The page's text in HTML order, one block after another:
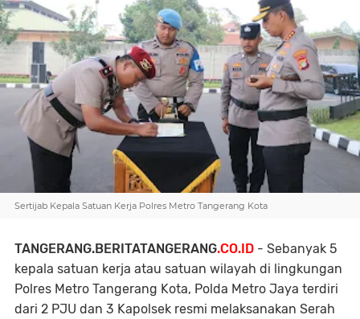
Sertijab Kepala Satuan Kerja Polres Metro Tangerang Kota
TANGERANG.BERITATANGERANG.CO.ID - Sebanyak 5
kepala satuan kerja atau satuan wilayah di lingkungan
Polres Metro Tangerang Kota, Polda Metro Jaya terdiri
dari 2 PJU dan 3 Kapolsek resmi melaksanakan Serah